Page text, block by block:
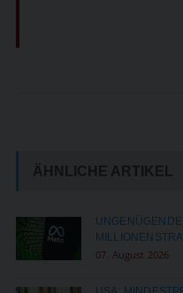
ÄHNLICHE ARTIKEL
07. August 2026